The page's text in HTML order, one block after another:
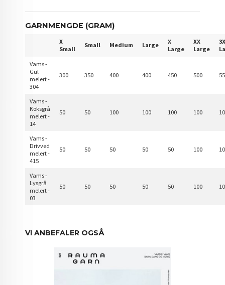
GARNMENGDE (GRAM)
X
Small
Small Medium Large
X
Large
XX
Large
Vams -
Gul
melert -
304
300 350 400 400 450 500
Vams -
Koksgrå
melert -
14
50 50 100 100 100 100
Vams -
Drivved
melert -
415
50 50 50 50 50 100
Vams -
Lysgrå
melert -
03
50 50 50 50 50 100
VI ANBEFALER OGSÅ